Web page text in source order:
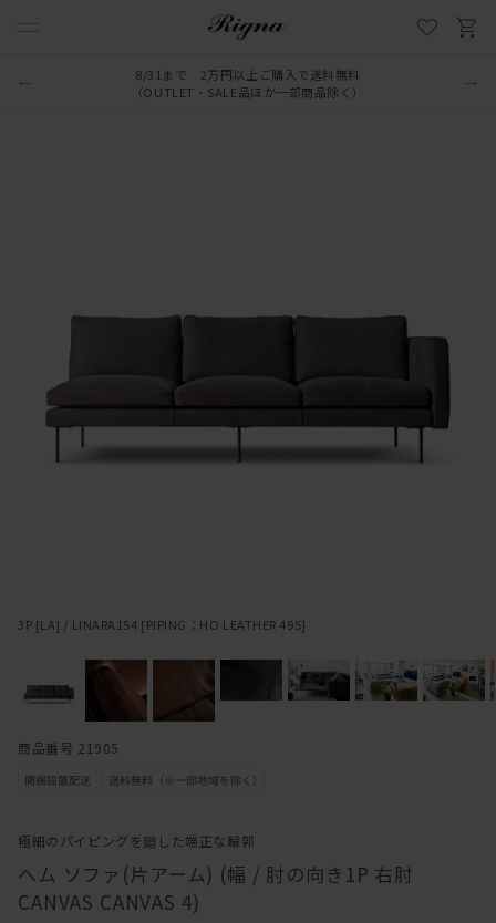
8/31まで 2万円以上ご購入で送料無料
（OUTLET・SALE品ほか一部商品除く）
極細のパイピングを廻した端正な輪郭
ヘム ソファ(片アーム) (幅 / 肘の向き1P 右肘
CANVAS CANVAS 4)
3P [LA] / LINARA154 [PIPING：HO LEATHER 495]
商品番号 21905